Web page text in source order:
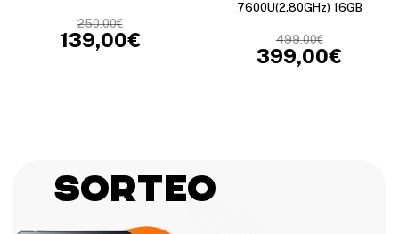
250,00€
139,00€
7600U(2.80GHz) 16GB
499,00€
399,00€
Sorteo